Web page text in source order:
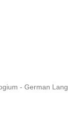
- German